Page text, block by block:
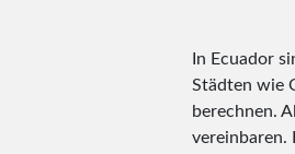
In Ecuador
Städten wie
berechnen.
vereinbaren.